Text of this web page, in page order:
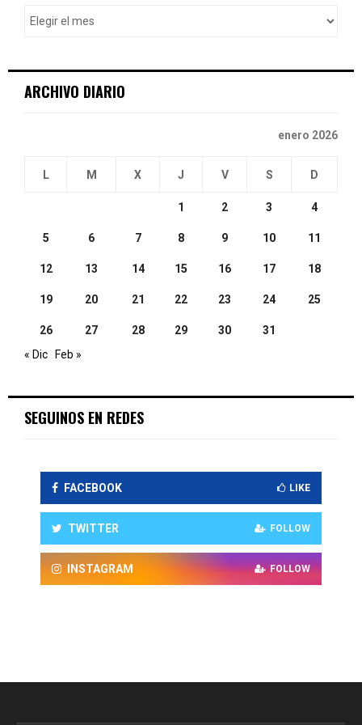
ARCHIVO DIARIO
enero 2026
L M X J V S D
1 2 3 4
5 6 7 8 9 10 11
12 13 14 15 16 17 18
19 20 21 22 23 24 25
26 27 28 29 30
31
« Dic
Feb »
SEGUINOS EN REDES
FACEBOOK LIKE
TWITTER FOLLOW
INSTAGRAM FOLLOW